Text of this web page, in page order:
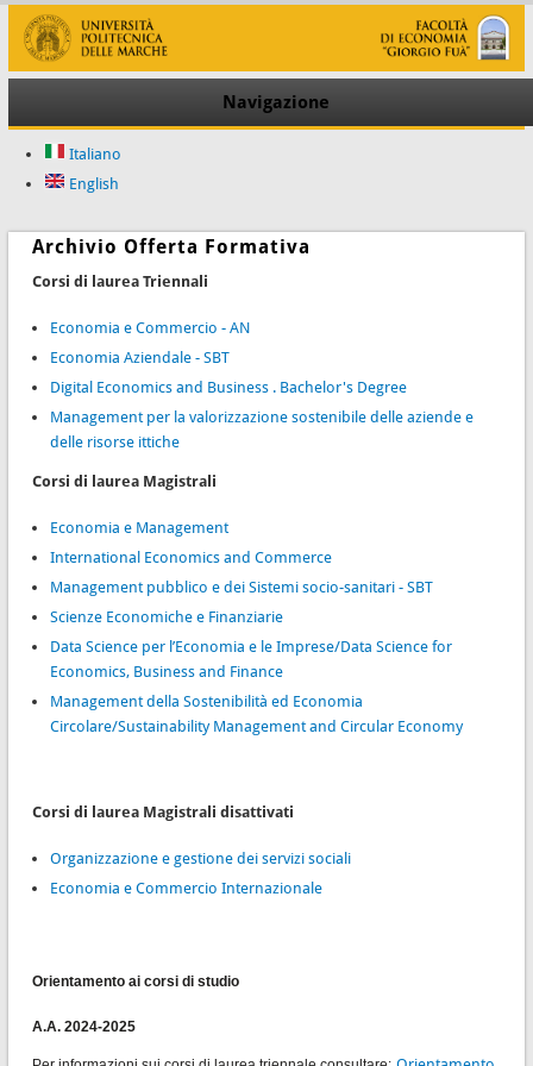
Navigazione
Italiano
English
Archivio Offerta Formativa
Corsi di laurea Triennali
Economia e Commercio - AN
Economia Aziendale - SBT
Digital Economics and Business . Bachelor's Degree
Management per la valorizzazione sostenibile delle aziende e
delle risorse ittiche
Corsi di laurea Magistrali
Economia e Management
International Economics and Commerce
Management pubblico e dei Sistemi socio-sanitari - SBT
Scienze Economiche e Finanziarie
Data Science per l’Economia e le Imprese/Data Science for
Economics, Business and Finance
Management della Sostenibilità ed Economia
Circolare/Sustainability Management and Circular Economy
Corsi di laurea Magistrali disattivati
Organizzazione e gestione dei servizi sociali
Economia e Commercio Internazionale
Orientamento ai corsi di studio
A.A. 2024-2025